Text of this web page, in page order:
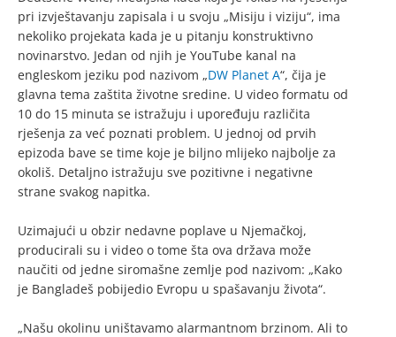
pri izvještavanju zapisala i u svoju „Misiju i viziju“, ima
nekoliko projekata kada je u pitanju konstruktivno
novinarstvo. Jedan od njih je YouTube kanal na
engleskom jeziku pod nazivom „DW Planet A“, čija je
glavna tema zaštita životne sredine. U video formatu od
10 do 15 minuta se istražuju i upoređuju različita
rješenja za već poznati problem. U jednoj od prvih
epizoda bave se time koje je biljno mlijeko najbolje za
okoliš. Detaljno istražuju sve pozitivne i negativne
strane svakog napitka.
Uzimajući u obzir nedavne poplave u Njemačkoj,
producirali su i video o tome šta ova država može
naučiti od jedne siromašne zemlje pod nazivom: „Kako
je Bangladeš pobijedio Evropu u spašavanju života“.
„Našu okolinu uništavamo alarmantnom brzinom. Ali to